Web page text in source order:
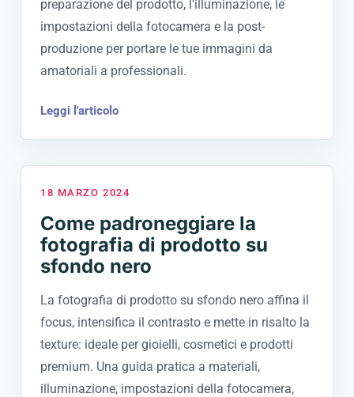
preparazione del prodotto, l'illuminazione, le
impostazioni della fotocamera e la post-
produzione per portare le tue immagini da
amatoriali a professionali.
Leggi l'articolo
18 MARZO 2024
Come padroneggiare la
fotografia di prodotto su
sfondo nero
La fotografia di prodotto su sfondo nero affina il
focus, intensifica il contrasto e mette in risalto la
texture: ideale per gioielli, cosmetici e prodotti
premium. Una guida pratica a materiali,
illuminazione, impostazioni della fotocamera,